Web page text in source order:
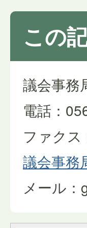
この
議会事務
電話：
ファク
議会事務
メール：